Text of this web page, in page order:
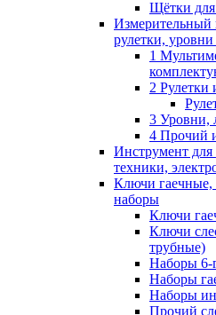
Щётки
Измерительный
рулетки,
1
2
3 Уровни,
4 Прочий
Инструмент
техники,
Ключи гаечные,
наборы
Ключи
Ключи
трубные)
Наборы 6-
Наборы
Наборы
Прочий